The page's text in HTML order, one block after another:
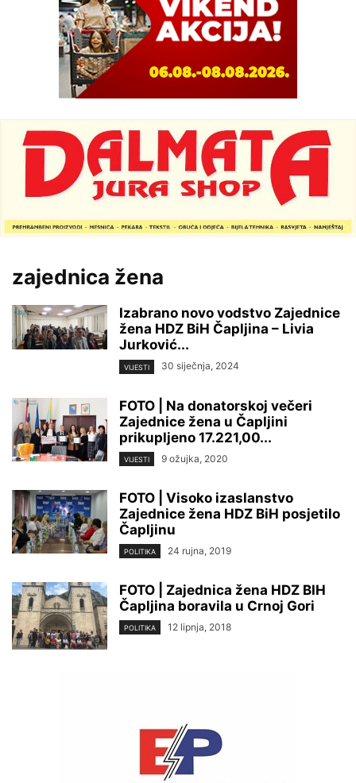
zajednica žena
Izabrano novo vodstvo Zajednice
žena HDZ BiH Čapljina – Livia
Jurković...
VIJESTI 30 siječnja, 2024
FOTO | Na donatorskoj večeri
Zajednice žena u Čapljini
prikupljeno 17.221,00...
VIJESTI 9 ožujka, 2020
FOTO | Visoko izaslanstvo
Zajednice žena HDZ BiH posjetilo
Čapljinu
POLITIKA 24 rujna, 2019
FOTO | Zajednica žena HDZ BIH
Čapljina boravila u Crnoj Gori
POLITIKA 12 lipnja, 2018